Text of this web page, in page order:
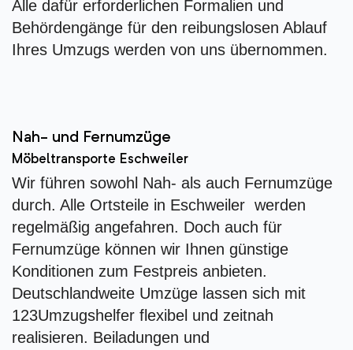
Alle dafür erforderlichen Formalien und
Behördengänge für den reibungslosen Ablauf
Ihres Umzugs werden von uns übernommen.
Nah- und Fernumzüge
Möbeltransporte Eschweiler
Wir führen sowohl Nah- als auch Fernumzüge
durch. Alle Ortsteile in Eschweiler werden
regelmäßig angefahren. Doch auch für
Fernumzüge können wir Ihnen günstige
Konditionen zum Festpreis anbieten.
Deutschlandweite Umzüge lassen sich mit
123Umzugshelfer flexibel und zeitnah
realisieren. Beiladungen und